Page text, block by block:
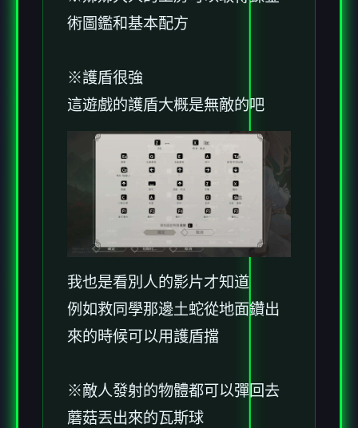
術圖鑑和基本配方
※護盾很強
這遊戲的護盾大概是無敵的吧
我也是看別人的影片才知道
例如救同學那邊土蛇從地面鑽出
來的時候可以用護盾擋
※敵人發射的物體都可以彈回去
蘑菇丟出來的瓦斯球